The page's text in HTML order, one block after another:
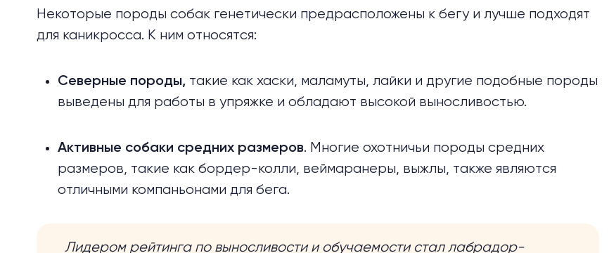
Некоторые породы собак генетически предрасположены к бегу и лучше подходят
для каникросса. К ним относятся:
Северные породы, такие как хаски, маламуты, лайки и другие подобные породы
выведены для работы в упряжке и обладают высокой выносливостью.
Активные собаки средних размеров. Многие охотничьи породы средних
размеров, такие как бордер-колли, веймаранеры, выжлы, также являются
отличными компаньонами для бега.
Лидером рейтинга по выносливости и обучаемостисталлабрадор-